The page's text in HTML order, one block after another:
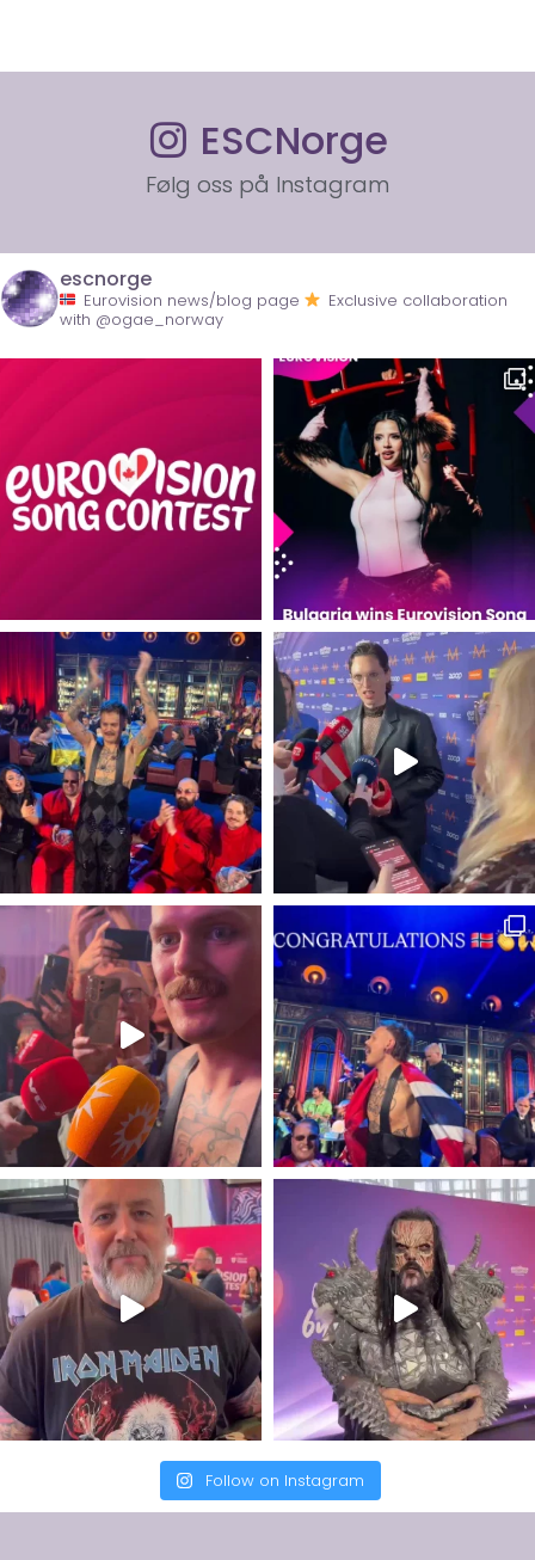
ESCNorge
Følg oss på Instagram
escnorge
Eurovision news/blog page
Exclusive collaboration
with @ogae_norway
Follow on Instagram